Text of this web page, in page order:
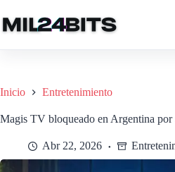
al
contenido
Inicio Entretenimiento
Magis TV bloqueado en Argentina por
Abr 22, 2026